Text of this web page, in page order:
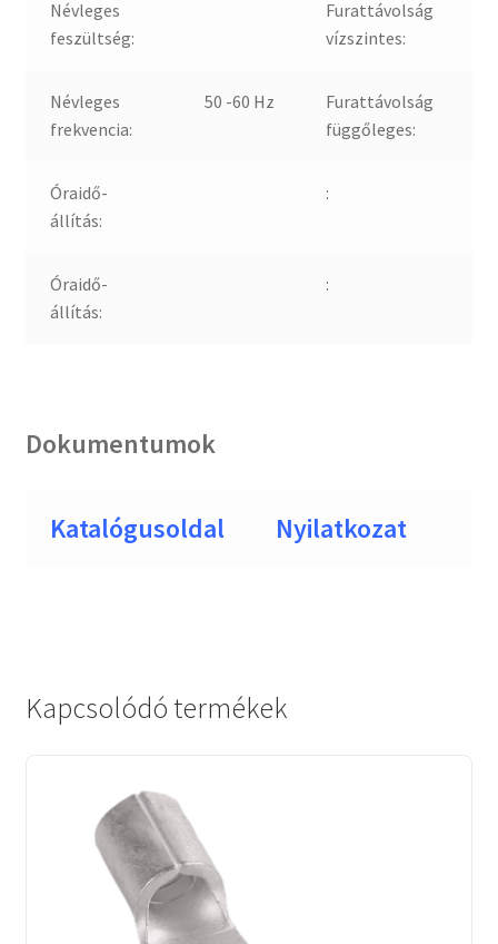
Névleges
feszültség:
Furattávolság
vízszintes:
Névleges
frekvencia:
50 -60 Hz
Furattávolság
függőleges:
Óraidő-
állítás:
:
Óraidő-
állítás:
:
Dokumentumok
Katalógusoldal Nyilatkozat
Kapcsolódó termékek